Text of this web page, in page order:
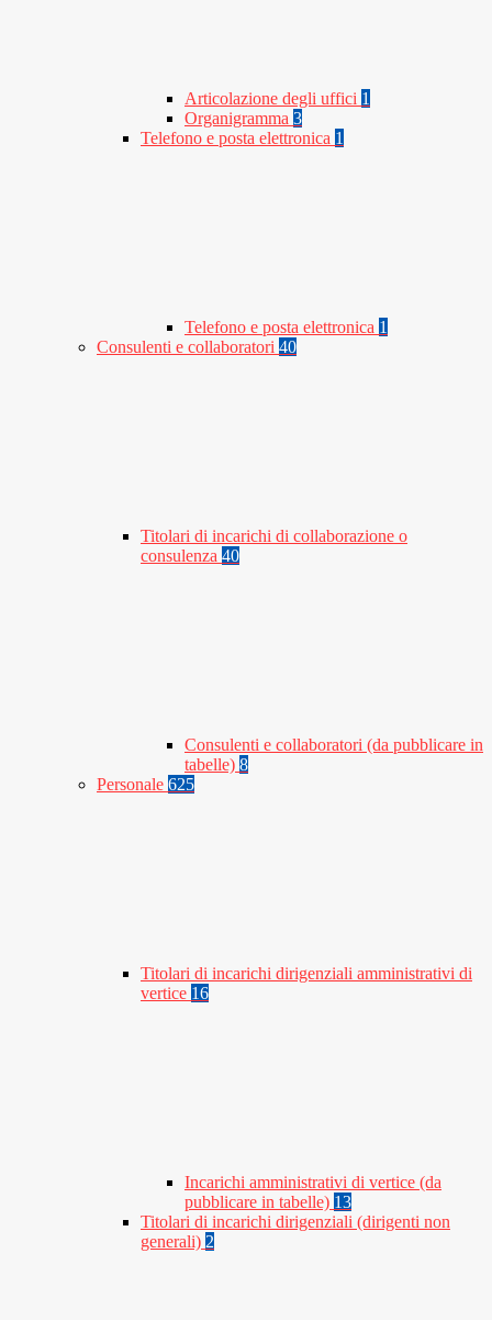
Articolazione degli uffici 1
Organigramma 3
Telefono e posta elettronica 1
Telefono e posta elettronica 1
Consulenti e collaboratori 40
Titolari di incarichi di collaborazione o
consulenza 40
Consulenti e collaboratori (da pubblicare in
tabelle) 8
Personale 625
Titolari di incarichi dirigenziali amministrativi di
vertice 16
Incarichi amministrativi di vertice (da
pubblicare in tabelle) 13
Titolari di incarichi dirigenziali (dirigenti non
generali) 2